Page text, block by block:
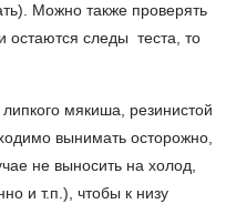
Можно также проверять
остаются следы теста, то
мякиша, резинистой
вынимать осторожно,
не выносить на холод,
и т.п.), чтобы к низу